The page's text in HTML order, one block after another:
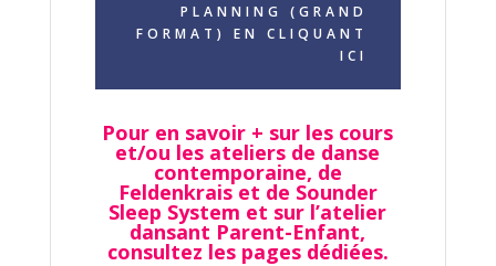
PLANNING (GRAND
FORMAT) EN CLIQUANT
ICI
Pour en savoir + sur les cours
et/ou les ateliers de danse
contemporaine, de
Feldenkrais et de Sounder
Sleep System et sur l’atelier
dansant Parent-Enfant,
consultez les pages dédiées.